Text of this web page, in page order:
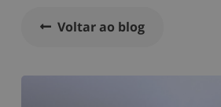
Voltar ao blog